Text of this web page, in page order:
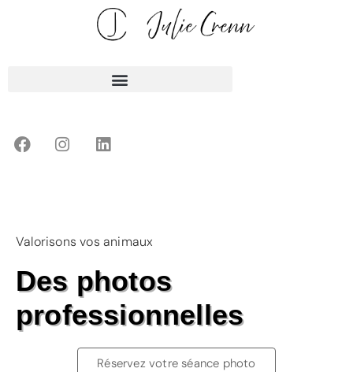
Valorisons vos animaux
Des photos
professionnelles
Réservez votre séance photo